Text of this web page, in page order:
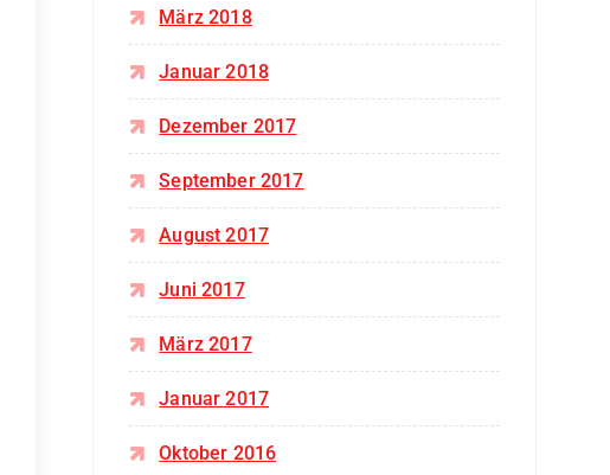
März 2018
Januar 2018
Dezember 2017
September 2017
August 2017
Juni 2017
März 2017
Januar 2017
Oktober 2016